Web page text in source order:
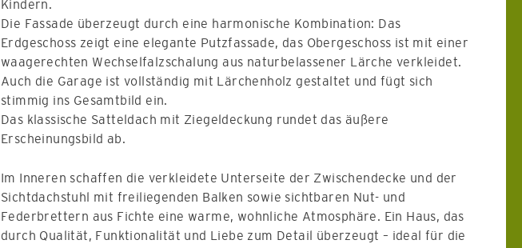
Kindern.
Die Fassade überzeugt durch eine harmonische Kombination: Das
Erdgeschoss zeigt eine elegante Putzfassade, das Obergeschoss ist mit einer
waagerechten Wechselfalzschalung aus naturbelassener Lärche verkleidet.
Auch die Garage ist vollständig mit Lärchenholz gestaltet und fügt sich
stimmig ins Gesamtbild ein.
Das klassische Satteldach mit Ziegeldeckung rundet das äußere
Erscheinungsbild ab.
Im Inneren schaffen die verkleidete Unterseite der Zwischendecke und der
Sichtdachstuhl mit freiliegenden Balken sowie sichtbaren Nut- und
Federbrettern aus Fichte eine warme, wohnliche Atmosphäre. Ein Haus, das
durch Qualität, Funktionalität und Liebe zum Detail überzeugt – ideal für die